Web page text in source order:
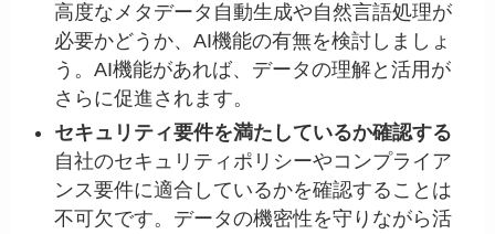
高度なメタデータ自動生成や自然言語処理が
必要かどうか、AI機能の有無を検討しましょ
う。AI機能があれば、データの理解と活用が
さらに促進されます。
セキュリティ要件を満たしているか確認する
自社のセキュリティポリシーやコンプライア
ンス要件に適合しているかを確認することは
不可欠です。データの機密性を守りながら活